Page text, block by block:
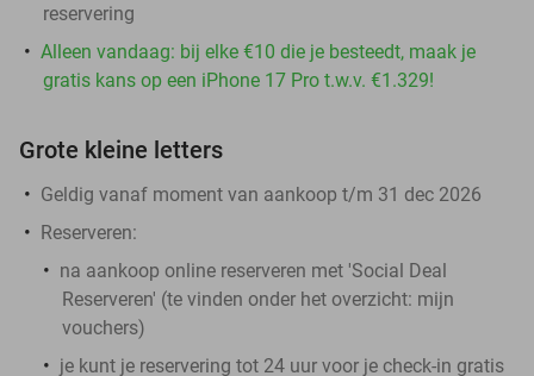
reservering
Alleen vandaag: bij elke €10 die je besteedt, maak je
gratis kans op een iPhone 17 Pro t.w.v. €1.329!
Grote kleine letters
Geldig vanaf moment van aankoop t/m 31 dec 2026
Reserveren:
na aankoop online reserveren met 'Social Deal
Reserveren' (te vinden onder het overzicht: mijn
vouchers)
je kunt je reservering tot 24 uur voor je check-in gratis